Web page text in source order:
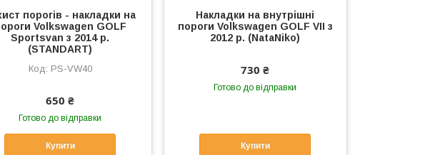
порогів - накладки на
Volkswagen GOLF
Sportsvan з 2014 р.
(STANDART)
PS-VW40
650 ₴
Готово до відправки
Купити
Накладки на внутрішні
пороги Volkswagen GOLF VII з
2012 р. (NataNiko)
730 ₴
Готово до відправки
Купити